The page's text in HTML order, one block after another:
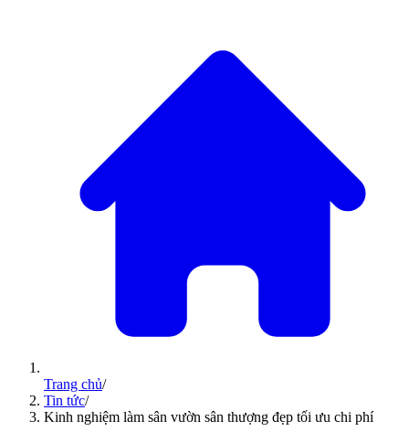
Trang chủ/
Tin tức/
Kinh nghiệm làm sân vườn sân thượng đẹp tối ưu chi phí